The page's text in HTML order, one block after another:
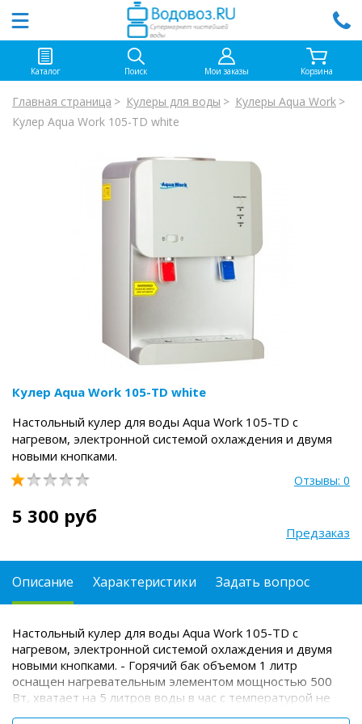
Каталог Поиск Мои заказы Корзина
Главная страница Кулеры для воды
Кулеры Aqua Work
Кулер Aqua Work 105-TD white
Кулер Aqua Work 105-TD white
Настольный кулер для воды Aqua Work 105-TD с
нагревом, электронной системой охлаждения и двумя
новыми кнопками.
Отзывы: 0
5 300 руб
Предзаказ
Описание Характеристики Задать вопрос
Настольный кулер для воды Aqua Work 105-TD с
нагревом, электронной системой охлаждения и двумя
новыми кнопками. - Горячий бак объемом 1 литр
оснащен нагревательным элементом мощностью 500
Вт, хватает на 5 литров воды в час с температурой не
менее 90?С;- Мощность охлаждения: 68 Вт, охлаждение